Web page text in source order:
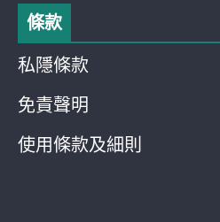
條款
私隱條款
免責聲明
使用條款及細則